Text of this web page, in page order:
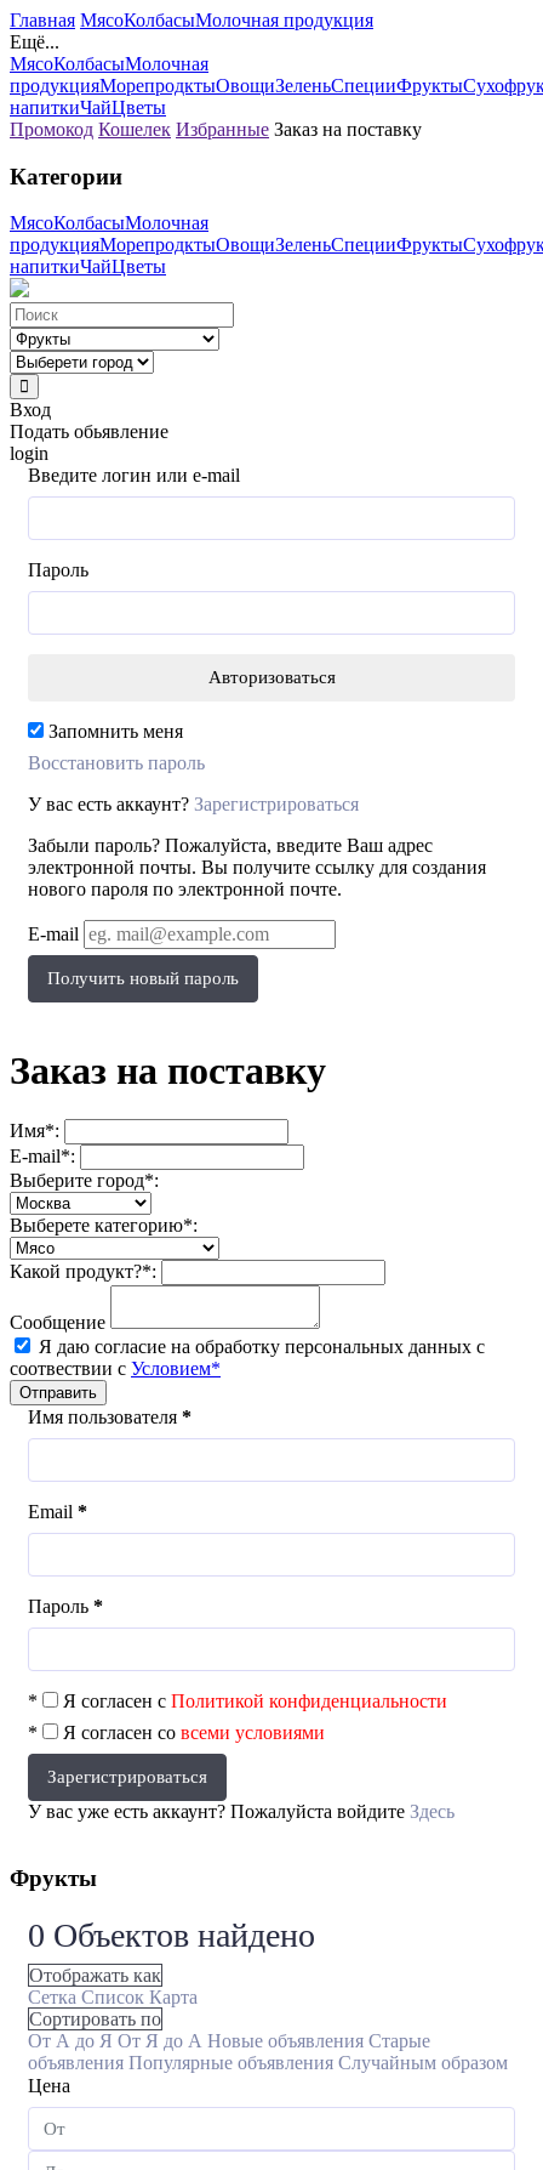
Главная МясоКолбасыМолочная продукция
Ещё...
МясоКолбасыМолочная
продукцияМорепродктыОвощиЗеленьСпецииФрукты
напиткиЧайЦветы
Промокод Кошелек Избранные Заказ на поставку
Категории
МясоКолбасыМолочная
продукцияМорепродктыОвощиЗеленьСпецииФрукты
напиткиЧайЦветы
Вход
Подать обьявление
login
Введите логин или e-mail
Пароль
Запомнить меня
Восстановить пароль
У вас есть аккаунт? Зарегистрироваться
Забыли пароль? Пожалуйста, введите Ваш адрес
электронной почты. Вы получите ссылку для создания
нового пароля по электронной почте.
E-mail
Получить новый пароль
Заказ на поставку
Имя*:
E-mail*:
Выберите город*:
Выберете категорию*:
Какой продукт?*:
Сообщение
Я даю согласие на обработку персональных данных с
соотвествии с Условием*
Отправить
Имя пользователя *
Email *
Пароль *
* Я согласен с Политикой конфиденциальности
*
Я согласен со всеми условиями
Зарегистрироваться
У вас уже есть аккаунт? Пожалуйста войдите Здесь
Фрукты
0 Объектов найдено
Отображать как
Сетка Список Карта
Сортировать по
От А до Я От Я до А Новые объявления Старые
объявления Популярные объявления Случайным образом
Цена